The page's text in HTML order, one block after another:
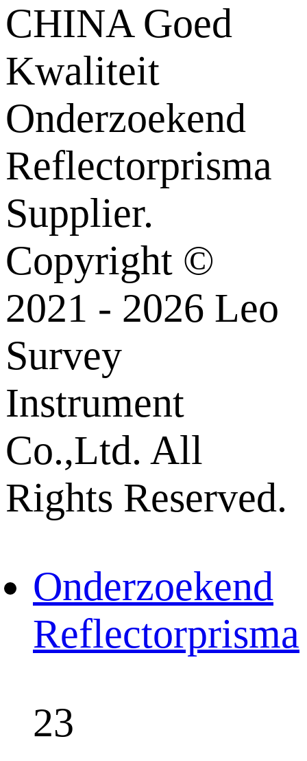
CHINA Goed
Kwaliteit
Onderzoekend
Reflectorprisma
Supplier.
Copyright ©
2021 - 2026 Leo
Survey
Instrument
Co.,Ltd. All
Rights Reserved.
Onderzoekend
Reflectorprisma
23